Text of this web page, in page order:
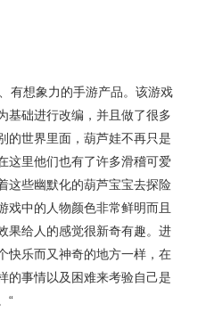
有想象力的手游产品。该游戏
基础进行改编，并且做了很多
的世界里面，葫芦娃不再只是
这里他们也有了许多滑稽可爱
这些幽默化的葫芦宝宝去探险
戏中的人物颜色非常鲜明而且
果给人的感觉很新奇有趣。进
快乐而又神奇的地方一样，在
的事情以及困难来考验自己是
“